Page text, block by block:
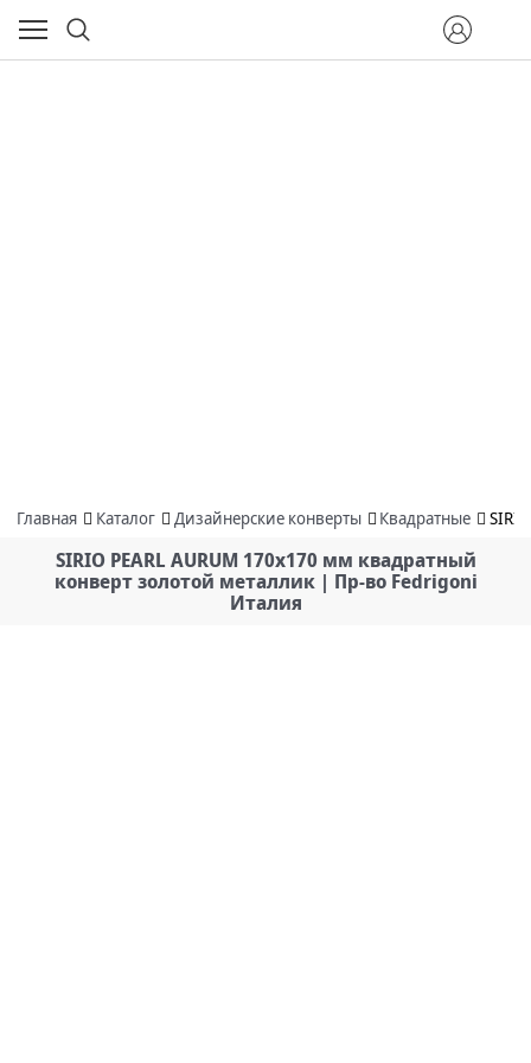
Главная Каталог Дизайнерские конверты Квадратные
SIRIO PEARL AURUM 170х170 мм квадратный
конверт золотой металлик | Пр-во Fedrigoni
Италия